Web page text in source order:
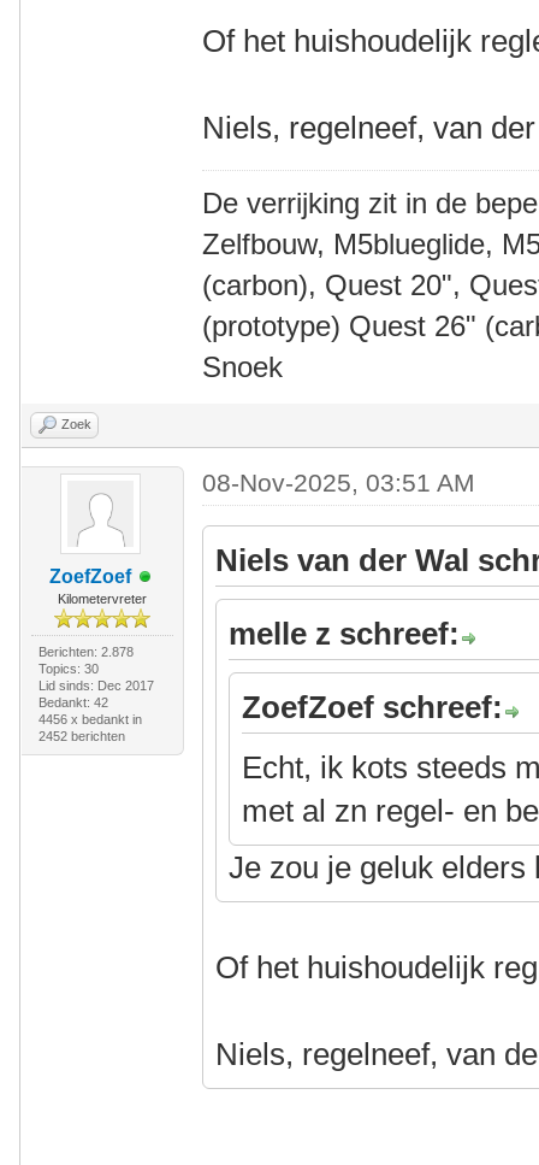
Of het huishoudelijk
Niels, regelneef, van
De verrijking zit in de
Zelfbouw, M5blueglide,
(carbon), Quest 20",
(prototype) Quest 26"
Snoek
Zoek
ZoefZoef
Kilometervreter
Berichten: 2.878
Topics: 30
Lid sinds: Dec 2017
Bedankt: 42
4456 x bedankt in
2452 berichten
08-Nov-2025, 03:51 AM
Niels van der Wal
melle z schreef:
ZoefZoef schreef:
Echt, ik kots steeds
met al zn regel- en
Je zou je geluk elders
Of het huishoudelijk
Niels, regelneef, van